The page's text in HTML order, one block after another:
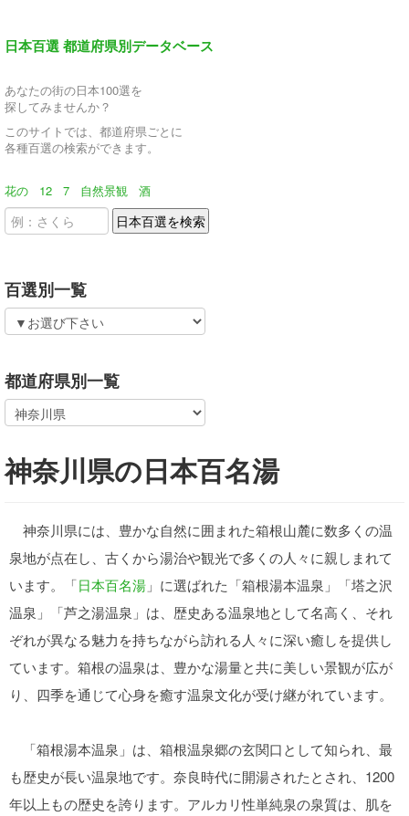
日本百選 都道府県別データベース
あなたの街の日本100選を
探してみませんか？
このサイトでは、都道府県ごとに
各種百選の検索ができます。
花の 12 7 自然景観 酒
百選別一覧
都道府県別一覧
神奈川県の日本百名湯
神奈川県には、豊かな自然に囲まれた箱根山麓に数多くの温
泉地が点在し、古くから湯治や観光で多くの人々に親しまれて
います。「日本百名湯 」に選ばれた「箱根湯本温泉」「塔之沢
温泉」「芦之湯温泉」は、歴史ある温泉地として名高く、それ
ぞれが異なる魅力を持ちながら訪れる人々に深い癒しを提供し
ています。箱根の温泉は、豊かな湯量と共に美しい景観が広が
り、四季を通じて心身を癒す温泉文化が受け継がれています。
「箱根湯本温泉」は、箱根温泉郷の玄関口として知られ、最
も歴史が長い温泉地です。奈良時代に開湯されたとされ、1200
年以上もの歴史を誇ります。アルカリ性単純泉の泉質は、肌を